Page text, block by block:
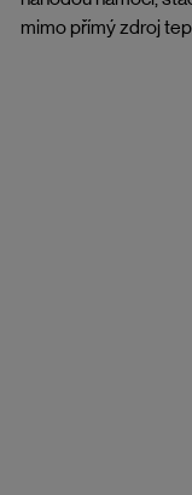
mimo přímý zdroj